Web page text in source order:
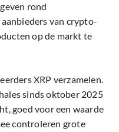
rond
van crypto-
op de markt te
XRP verzamelen.
sinds oktober 2025
goed voor een waarde
controleren grote